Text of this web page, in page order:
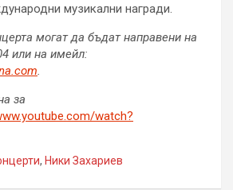
музикални награди.
могат да бъдат направени на
или на имейл:
.
за
watch?
, Ники Захариев